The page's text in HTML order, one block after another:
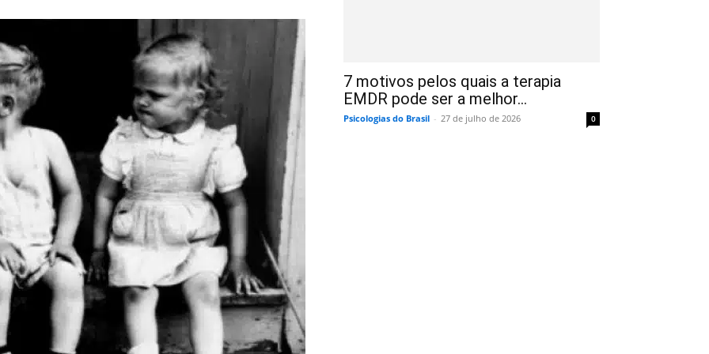
7 motivos pelos quais a terapia
EMDR pode ser a melhor...
Psicologias do Brasil - 27 de julho de 2026 0